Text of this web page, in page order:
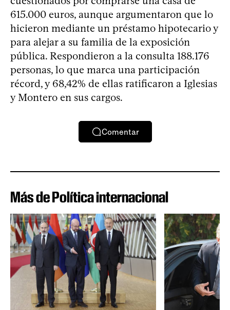
615.000 euros, aunque argumentaron que lo
hicieron mediante un préstamo hipotecario y
para alejar a su familia de la exposición
pública. Respondieron a la consulta 188.176
personas, lo que marca una participación
récord, y 68,42% de ellas ratificaron a Iglesias
y Montero en sus cargos.
Comentar
Más de Política internacional